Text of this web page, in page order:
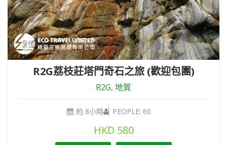
R2G荔枝莊塔門奇石之旅 (歡迎包團)
R2G, 地質
約 8小時 PEOPLE: 60
HKD 580